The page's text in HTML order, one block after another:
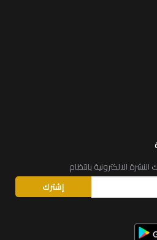
الالكترونية بانتظام